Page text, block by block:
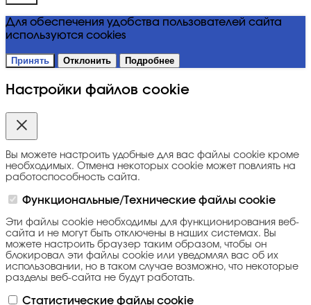
Для обеспечения удобства пользователей сайта
используются cookies
Принять Отклонить Подробнее
Настройки файлов cookie
Вы можете настроить удобные для вас файлы cookie кроме
необходимых. Отмена некоторых cookie может повлиять на
работоспособность сайта.
Функциональные/Технические файлы cookie
Эти файлы cookie необходимы для функционирования веб-
сайта и не могут быть отключены в наших системах. Вы
можете настроить браузер таким образом, чтобы он
блокировал эти файлы cookie или уведомлял вас об их
использовании, но в таком случае возможно, что некоторые
разделы веб-сайта не будут работать.
Статистические файлы cookie